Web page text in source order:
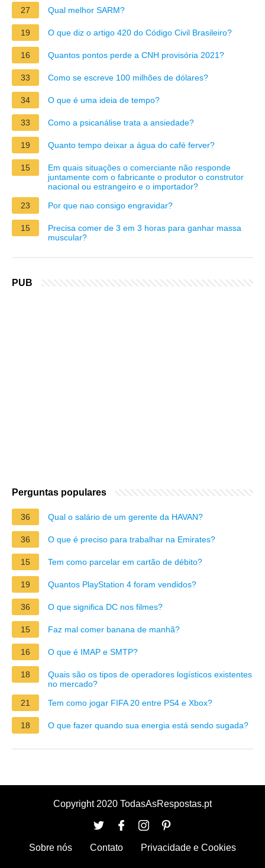
27 Qual melhor SARM?
19 O que diz o artigo 420 do Código Civil Brasileiro?
16 Quantos pontos perde a CNH provisória 2021?
33 Como se escreve 100 milhões de dólares?
34 O que é uma ideia de tempo?
33 Como a psicanálise trata a ansiedade?
19 Quanto tempo deixar a água do café ferver?
15
Em quais situações o comerciante não responde
juntamente com o fabricante o produtor o construtor
nacional ou estrangeiro e o importador?
23
Por que nao consigo engravidar?
15
Precisa comer de 3 em 3 horas para ganhar massa
muscular?
PUB
Perguntas populares
36 Qual o salário de um gerente da HAVAN?
36 O que é preciso para trabalhar na Emirates?
15 Tem como parcelar em cartão de débito?
19 Quantos PlayStation 4 foram vendidos?
36 O que significa DC nos filmes?
15 Faz mal comer banana de manhã?
16 O que é IMAP e SMTP?
18
Quais são os tipos de operadores logísticos existentes
no mercado?
21
Tem como jogar FIFA 20 entre PS4 e Xbox?
18 O que fazer quando sua energia está sendo sugada?
Copyright 2020 TodasAsRespostas.pt
Sobre nós Contato Privacidade e Cookies